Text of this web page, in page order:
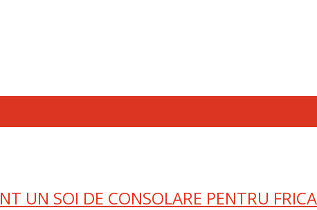
UN SOI DE CONSOLARE PENTRU